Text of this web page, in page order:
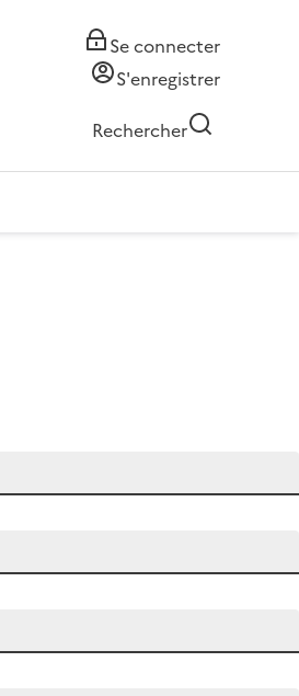
Se connecter
S'enregistrer
Rechercher